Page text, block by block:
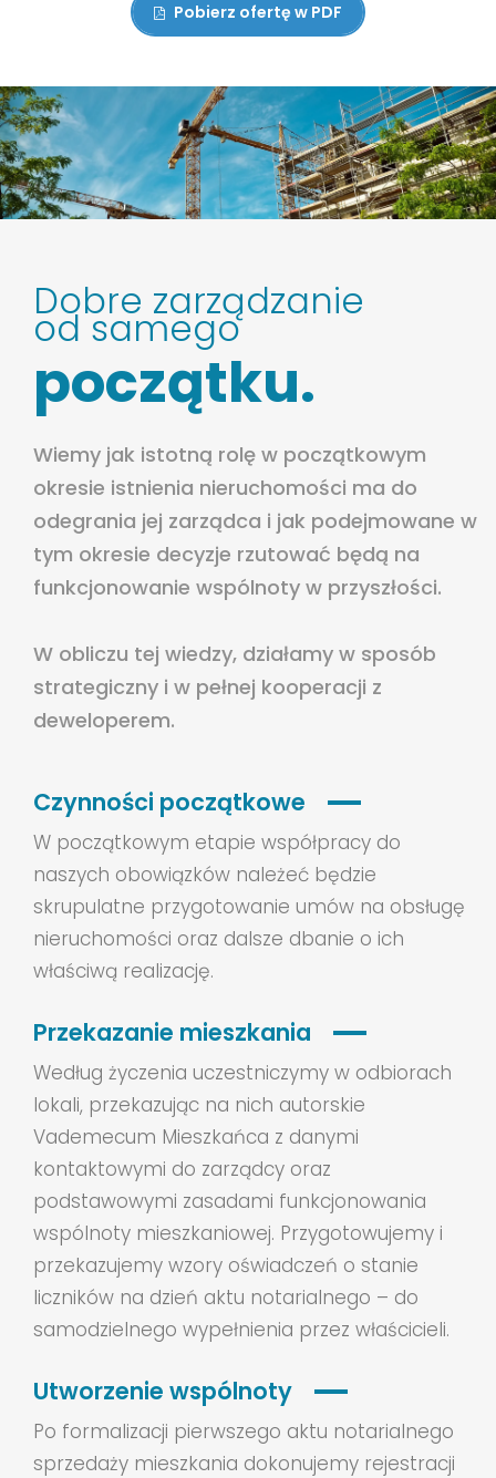
Pobierz ofertę w PDF
Dobre zarządzanie
od samego
początku.
Wiemy jak istotną rolę w początkowym
okresie istnienia nieruchomości ma do
odegrania jej zarządca i jak podejmowane w
tym okresie decyzje rzutować będą na
funkcjonowanie wspólnoty w przyszłości.
W obliczu tej wiedzy, działamy w sposób
strategiczny i w pełnej kooperacji z
deweloperem.
Czynności początkowe
W początkowym etapie współpracy do
naszych obowiązków należeć będzie
skrupulatne przygotowanie umów na obsługę
nieruchomości oraz dalsze dbanie o ich
właściwą realizację.
Przekazanie mieszkania
Według życzenia uczestniczymy w odbiorach
lokali, przekazując na nich autorskie
Vademecum Mieszkańca z danymi
kontaktowymi do zarządcy oraz
podstawowymi zasadami funkcjonowania
wspólnoty mieszkaniowej. Przygotowujemy i
przekazujemy wzory oświadczeń o stanie
liczników na dzień aktu notarialnego – do
samodzielnego wypełnienia przez właścicieli.
Utworzenie wspólnoty
Po formalizacji pierwszego aktu notarialnego
sprzedaży mieszkania dokonujemy rejestracji